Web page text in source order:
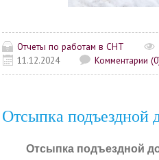
Отчеты по работам в СНТ
11.12.2024
Комментарии
Отсыпка подъездной
Отсыпка подъездной